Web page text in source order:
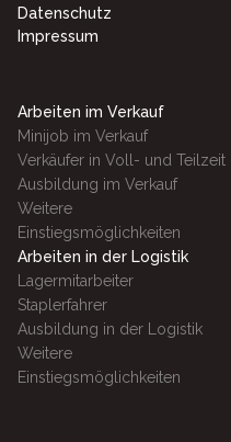
Datenschutz
Impressum
Arbeiten im Verkauf
Minijob im Verkauf
Verkäufer in Voll- und Teilzeit
Ausbildung im Verkauf
Weitere
Einstiegsmöglichkeiten
Arbeiten in der Logistik
Lagermitarbeiter
Staplerfahrer
Ausbildung in der Logistik
Weitere
Einstiegsmöglichkeiten